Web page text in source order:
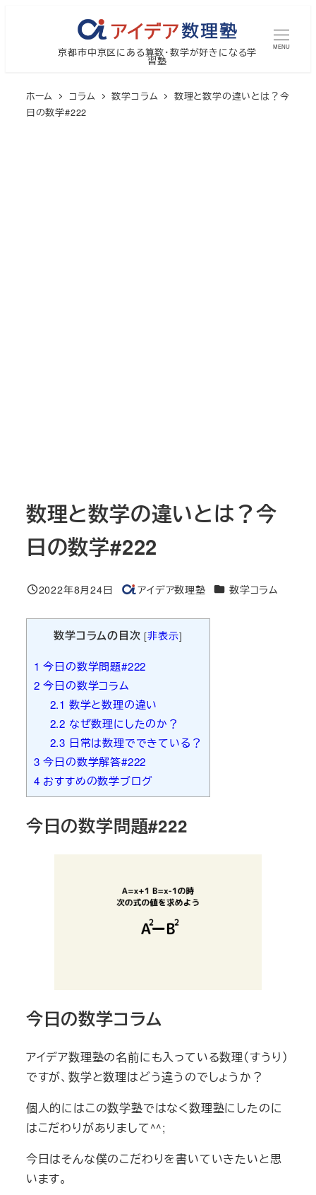
京都市中京区にある算数・数学が好きになる学
習塾
MENU
ホーム コラム 数学コラム
数理と数学の違いとは？今
日の数学#222
数理と数学の違いとは？今
日の数学#222
投稿日
2022年8月24日
著
アイデア数理塾 カテゴリー
数学コラム
数学コラムの目次 [非表示]
1 今日の数学問題#222
2 今日の数学コラム
2.1 数学と数理の違い
2.2 なぜ数理にしたのか？
2.3 日常は数理でできている？
3 今日の数学解答#222
4 おすすめの数学ブログ
今日の数学問題#222
今日の数学コラム
アイデア数理塾の名前にも入っている数理（すうり）
ですが、数学と数理はどう違うのでしょうか？
個人的にはこの数学塾ではなく数理塾にしたのに
はこだわりがありまして^^;
今日はそんな僕のこだわりを書いていきたいと思
います。